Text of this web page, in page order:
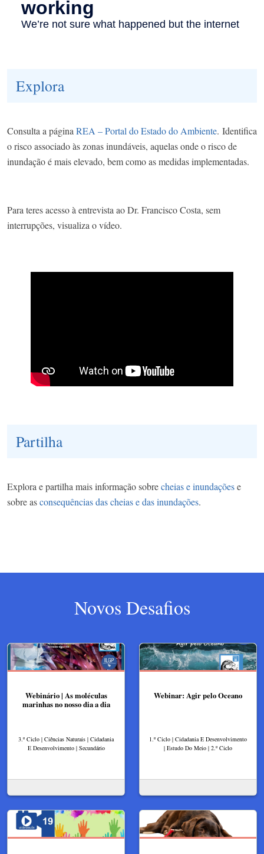
Explora
Consulta a páginaREA – Portal do Estado do Ambiente. Identifica
o risco associado às zonas inundáveis, aquelas onde o risco de
inundação é mais elevado, bem como as medidas implementadas.
Para teres acesso à entrevista ao Dr. Francisco Costa, sem
interrupções, visualiza o vídeo.
Partilha
Explora e partilha mais informação sobrecheias e inundaçõese
sobre asconsequências das cheias e das inundações.
Novos Desafios
Webinário | As moléculas
marinhas no nosso dia a dia
3.º Ciclo | Ciências Naturais | Cidadania
E Desenvolvimento | Secundário
Webinar: Agir pelo Oceano
1.º Ciclo | Cidadania E Desenvolvimento
| Estudo Do Meio | 2.º Ciclo